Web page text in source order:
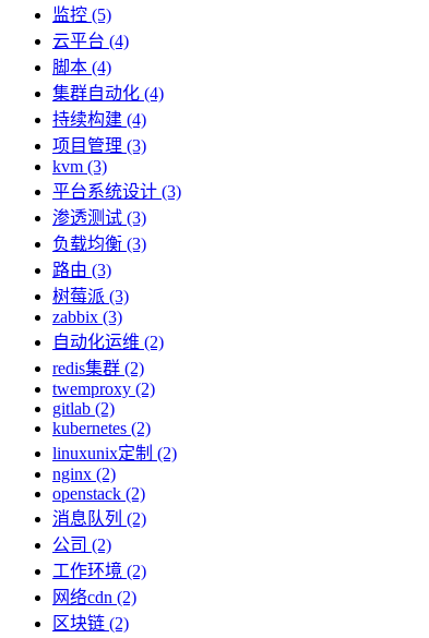
监控 (5)
云平台 (4)
脚本 (4)
集群自动化 (4)
持续构建 (4)
项目管理 (3)
kvm (3)
平台系统设计 (3)
渗透测试 (3)
负载均衡 (3)
路由 (3)
树莓派 (3)
zabbix (3)
自动化运维 (2)
redis集群 (2)
twemproxy (2)
gitlab (2)
kubernetes (2)
linuxunix定制 (2)
nginx (2)
openstack (2)
消息队列 (2)
公司 (2)
工作环境 (2)
网络cdn (2)
区块链 (2)